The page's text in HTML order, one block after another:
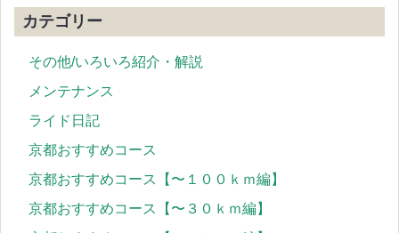
カテゴリー
その他/いろいろ紹介・解説
メンテナンス
ライド日記
京都おすすめコース
京都おすすめコース【〜１００ｋｍ編】
京都おすすめコース【〜３０ｋｍ編】